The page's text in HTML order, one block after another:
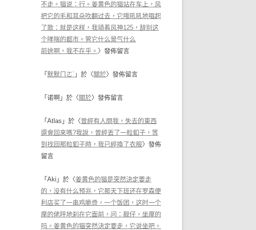
不走。猫说：行。姜黄色的猫站在车上，风
把它的毛和耳朵吹翻过去，它哦吼吼地唱起
了歌：就是这样，我骑着风神125，辞别这
个哮喘的都市。管它什么景气什么
前途啊，我不在乎。 〉發佈留言
「 默默ㄇㄛˋ 」於〈 關於〉發佈留言
「 诺啊 」於〈 關於〉發佈留言
「 Atlas 」於〈曾經有人問我，失去的東西
還會回來嗎?我說，曾經丟了一粒釦子，等
到找回那粒釦子時，我已經換了衣服〉發佈
留言
「 Aki 」於〈姜黄色的猫是突然決定要走
的，没有什么预兆，它那天下班还在罗森便
利店买了一串鸡脆骨，一个饭团，这时一个
摩的佬呼地刹在它面前，问：靓仔，坐摩的
吗。姜黄色的猫突然決定要走，它说坐吧。